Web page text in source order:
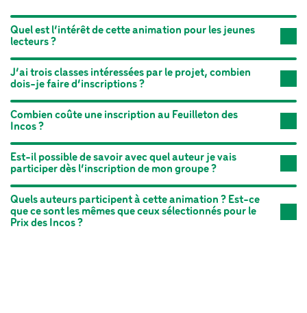
Quel est l’intérêt de cette animation pour les jeunes
lecteurs ?
J’ai trois classes intéressées par le projet, combien
dois-je faire d’inscriptions ?
Combien coûte une inscription au Feuilleton des
Incos ?
Est-il possible de savoir avec quel auteur je vais
participer dès l’inscription de mon groupe ?
Quels auteurs participent à cette animation ? Est-ce
que ce sont les mêmes que ceux sélectionnés pour le
Prix des Incos ?